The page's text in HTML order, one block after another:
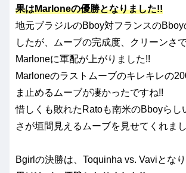
果はMarloneの優勝となりました!!
地元ブラジルのBboy対フランスのBboy
したが、ムーブの完成度、クリーンさ
Marloneに軍配が上がりました!!
Marloneのラストムーブのキレキレの
ま止めるムーブが凄かったですね!!
惜しくも敗れたRatoも南米のBboyらし
さが垣間見えるムーブを見せてくれま
Bgirlの決勝は、Toquinha vs. Vaviとなり